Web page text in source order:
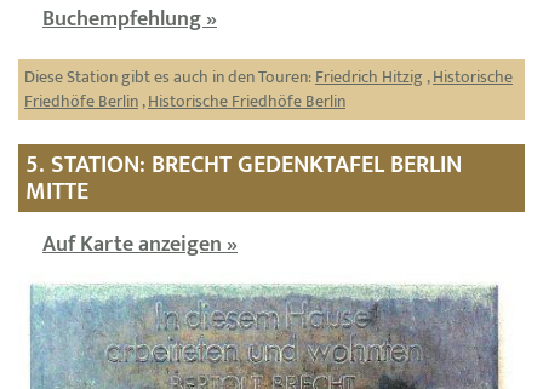
Buchempfehlung »
Diese Station gibt es auch in den Touren:Friedrich Hitzig ,Historische
Friedhöfe Berlin,Historische Friedhöfe Berlin
5. STATION: BRECHT GEDENKTAFEL BERLIN
MITTE
Auf Karte anzeigen »